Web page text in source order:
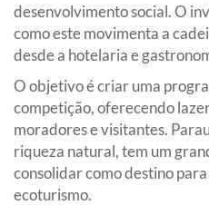
desenvolvimento social. O
como este movimenta a
desde a hotelaria e
O objetivo é criar uma
competição, oferecendo
moradores e visitantes.
riqueza natural, tem um
consolidar como destino
ecoturismo.